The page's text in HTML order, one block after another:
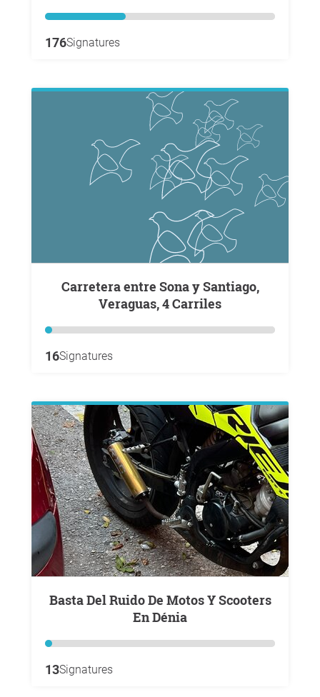
176Signatures
Carretera entre Sona y Santiago,
Veraguas, 4 Carriles
16Signatures
Basta Del Ruido De Motos Y Scooters
En Dénia
13Signatures